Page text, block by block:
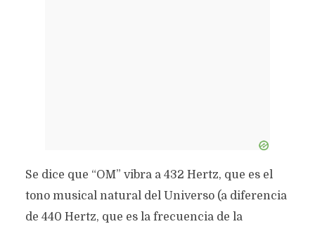
Se dice que “OM” vibra a 432 Hertz, que es el
tono musical natural del Universo (a diferencia
de 440 Hertz, que es la frecuencia de la